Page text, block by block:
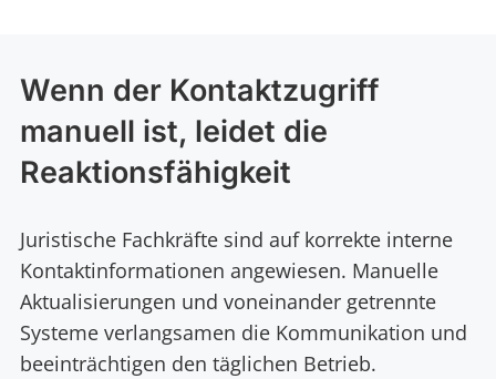
Wenn der Kontaktzugriff
manuell ist, leidet die
Reaktionsfähigkeit
Juristische Fachkräfte sind auf korrekte interne
Kontaktinformationen angewiesen. Manuelle
Aktualisierungen und voneinander getrennte
Systeme verlangsamen die Kommunikation und
beeinträchtigen den täglichen Betrieb.